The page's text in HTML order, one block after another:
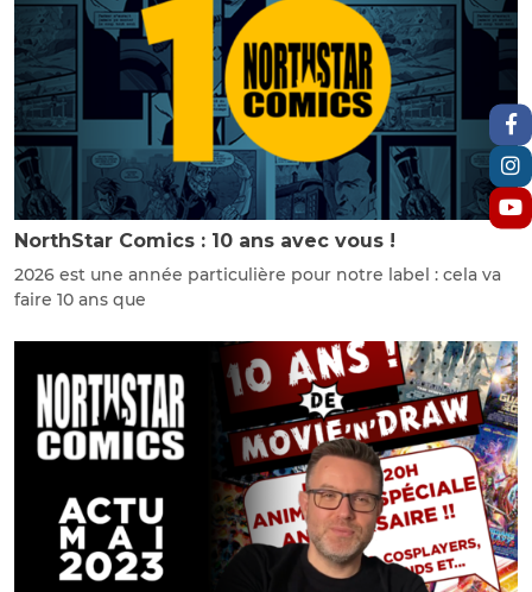
NorthStar Comics : 10 ans avec vous !
2026 est une année particulière pour notre label : cela va
faire 10 ans que